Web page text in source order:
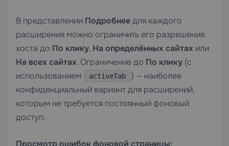
В представлении Подробнеедля каждого
расширения можно ограничить его разрешения
хоста до По клику, На определённых сайтах или
На всех сайтах. Ограничение до По клику (с
использованием
activeTab
) — наиболее
конфиденциальный вариант для расширений,
которым не требуется постоянный фоновый
доступ.
Просмотр ошибок фоновой страницы: